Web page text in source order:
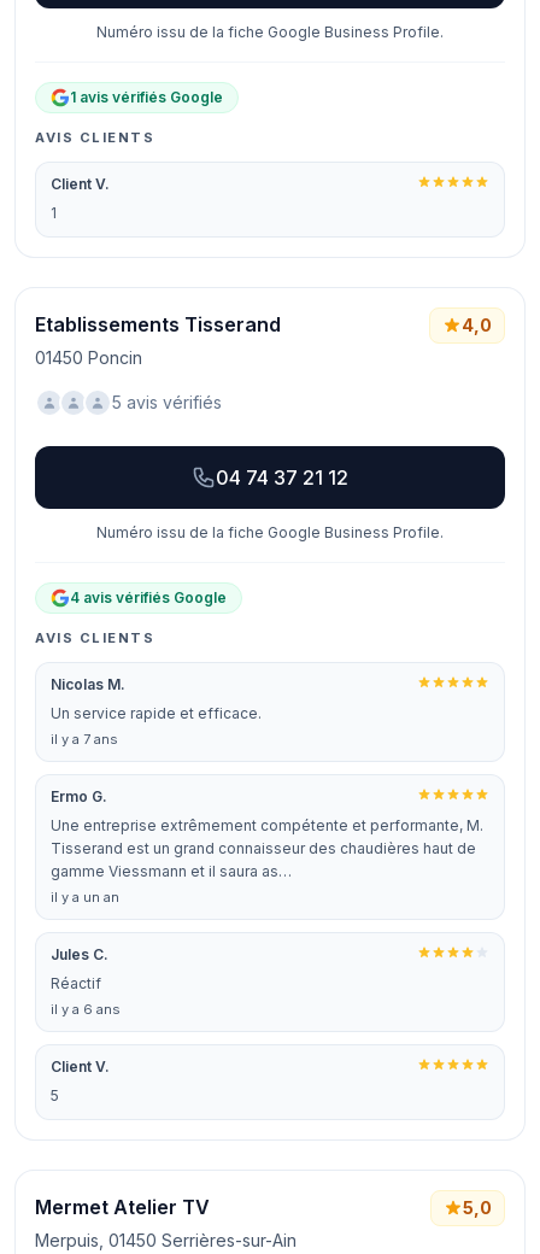
Numéro issu de la fiche Google Business Profile.
1 avis vérifiés Google
AVIS CLIENTS
Client V.
1
Etablissements Tisserand
01450 Poncin
4,0
5 avis vérifiés
04 74 37 21 12
Numéro issu de la fiche Google Business Profile.
4 avis vérifiés Google
AVIS CLIENTS
Nicolas M.
Un service rapide et efficace.
il y a 7 ans
Ermo G.
Une entreprise extrêmement compétente et performante, M.
Tisserand est un grand connaisseur des chaudières haut de
gamme Viessmann et il saura as…
il y a un an
Jules C.
Réactif
il y a 6 ans
Client V.
5
Mermet Atelier TV
Merpuis, 01450 Serrières-sur-Ain
5,0